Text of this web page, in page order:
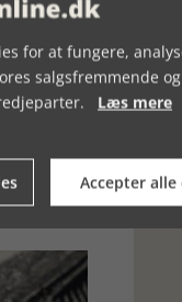
sted, hvor
kamp
var blot
danske
overlegen
gendarmer.
22 dræbte
for at fungere,
salgsfremmende og
Læs mere
Accepter alle